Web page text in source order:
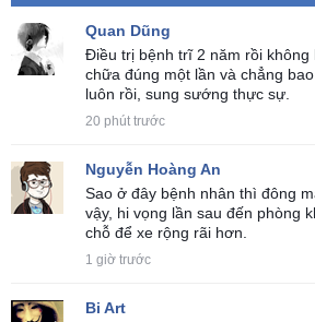
Quan Dũng
Điều trị bệnh trĩ 2 năm rồi không
chữa đúng một lần và chẳng
luôn rồi, sung sướng thực sự.
20 phút trước
Nguyễn Hoàng An
Sao ở đây bệnh nhân thì đông
vậy, hi vọng lần sau đến phòng
chỗ để xe rộng rãi hơn.
1 giờ trước
Bi Art